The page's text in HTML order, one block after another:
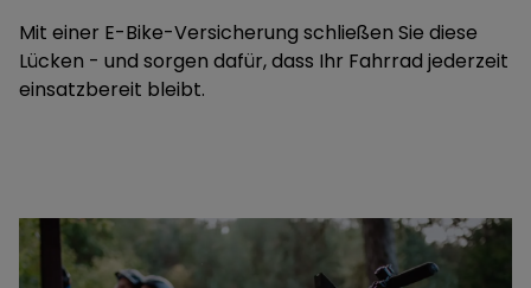
Mit einer E-Bike-Versicherung schließen Sie diese
Lücken - und sorgen dafür, dass Ihr Fahrrad jederzeit
einsatzbereit bleibt.